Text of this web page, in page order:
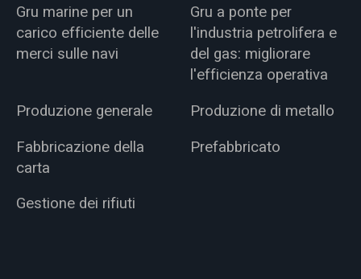
Gru marine per un
carico efficiente delle
merci sulle navi
Gru a ponte per
l'industria petrolifera e
del gas: migliorare
l'efficienza operativa
Produzione generale
Produzione di metallo
Fabbricazione della
carta
Prefabbricato
Gestione dei rifiuti